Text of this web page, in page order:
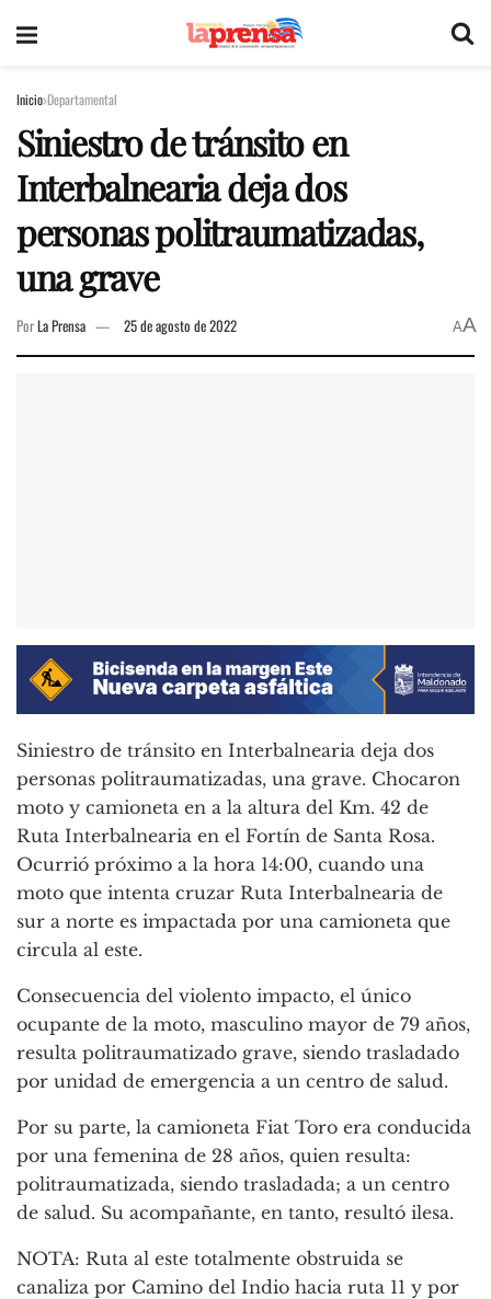
Inicio Departamental
Siniestro de tránsito en
Interbalnearia deja dos
personas politraumatizadas,
una grave
PorLa Prensa 25 de agosto de 2022 AA
Siniestro de tránsito en Interbalnearia deja dos
personas politraumatizadas, una grave. Chocaron
moto y camioneta en a la altura del Km. 42 de
Ruta Interbalnearia en el Fortín de Santa Rosa.
Ocurrió próximo a la hora 14:00, cuando una
moto que intenta cruzar Ruta Interbalnearia de
sur a norte es impactada por una camioneta que
circula al este.
Consecuencia del violento impacto, el único
ocupante de la moto, masculino mayor de 79 años,
resulta politraumatizado grave, siendo trasladado
por unidad de emergencia a un centro de salud.
Por su parte, la camioneta Fiat Toro era conducida
por una femenina de 28 años, quien resulta:
politraumatizada, siendo trasladada; a un centro
de salud. Su acompañante, en tanto, resultó ilesa.
NOTA: Ruta al este totalmente obstruida se
canaliza por Camino del Indio hacia ruta 11 y por